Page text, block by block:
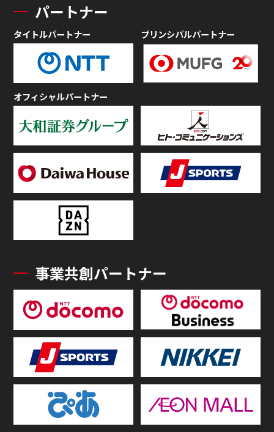
パートナー
タイトルパートナー プリンシパルパートナー
オフィシャルパートナー
事業共創パートナー